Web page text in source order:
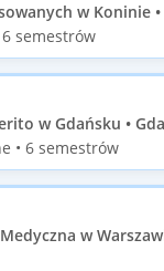
w Koninie
semestrów
w Gdańsku •
• 6 semestrów
w